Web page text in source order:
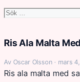
Sök
Ris Ala Malta
Av Oscar Olsson · mars
Ris ala malta med